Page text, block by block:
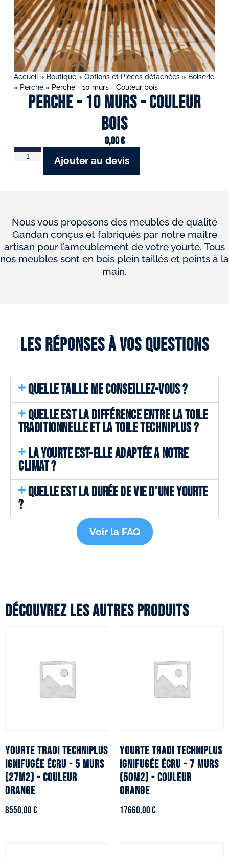
Accueil» Boutique» Options et Pièces détachées» Boiserie
» Perche» Perche - 10 murs - Couleur bois
Perche - 10 murs - Couleur
bois
0,00€
Ajouter au devis
Nous vous proposons des meubles de qualité
Gandan conçus et fabriqués par notre maitre
artisan pour l’ameublement de votre yourte. Tous
nos meubles sont en bois plein taillés et peints à la
main.
Les réponses à vos questions
QUELLE TAILLE ME CONSEILLEZ-VOUS ?
QUELLE EST LA DIFFÉRENCE ENTRE LA TOILE
TRADITIONNELLE ET LA TOILE TECHNIPLUS ?
LA YOURTE EST-ELLE ADAPTÉE A NOTRE
CLIMAT ?
QUELLE EST LA DURÉE DE VIE D’UNE YOURTE
?
Voir la FAQ
Découvrez les autres produits
YOURTE TRADI TECHNIPLUS
ignifugée écru - 5 murs
(27m2) - Couleur
orange
8550,00€
YOURTE TRADI TECHNIPLUS
ignifugée écru - 7 murs
(50m2) - Couleur
orange
17660,00€